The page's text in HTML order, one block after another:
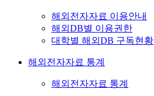
해외전자자료 이용안내
해외DB별 이용권한
대학별 해외DB 구독현황
해외전자자료 통계
해외전자자료 통계